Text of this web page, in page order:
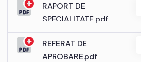
RAPORT DE
SPECIALITATE.pdf
REFERAT DE
APROBARE.pdf